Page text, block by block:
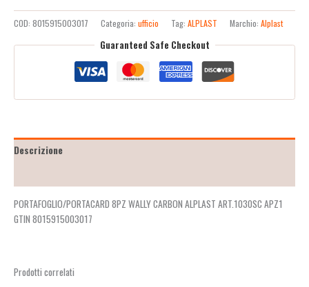
COD: 8015915003017 Categoria: ufficio Tag: ALPLAST Marchio: Alplast
Guaranteed Safe Checkout
Descrizione
PORTAFOGLIO/PORTACARD 8PZ WALLY CARBON ALPLAST ART.1030SC APZ1
GTIN 8015915003017
Prodotti correlati